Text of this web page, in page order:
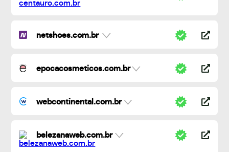
netshoes.com.br
epocacosmeticos.com.br
webcontinental.com.br
belezanaweb.com.br